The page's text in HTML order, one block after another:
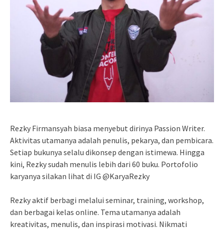
Rezky Firmansyah biasa menyebut dirinya Passion Writer.
Aktivitas utamanya adalah penulis, pekarya, dan pembicara.
Setiap bukunya selalu dikonsep dengan istimewa. Hingga
kini, Rezky sudah menulis lebih dari 60 buku. Portofolio
karyanya silakan lihat di IG @KaryaRezky
Rezky aktif berbagi melalui seminar, training, workshop,
dan berbagai kelas online. Tema utamanya adalah
kreativitas, menulis, dan inspirasi motivasi. Nikmati